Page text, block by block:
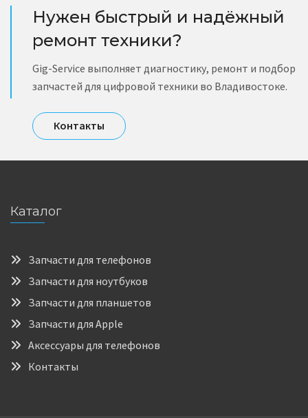
Нужен быстрый и надёжный
ремонт техники?
Gig-Service выполняет диагностику, ремонт и подбор
запчастей для цифровой техники во Владивостоке.
Контакты
Каталог
Запчасти для телефонов
Запчасти для ноутбуков
Запчасти для планшетов
Запчасти для Apple
Аксессуары для телефонов
Контакты